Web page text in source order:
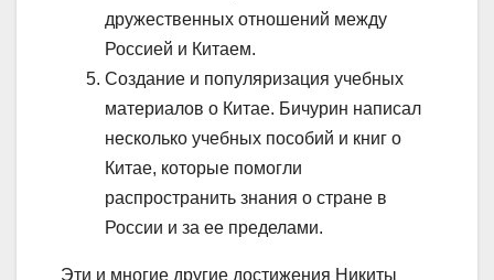
дружественных отношений между
Россией и Китаем.
Создание и популяризация учебных
материалов о Китае. Бичурин написал
несколько учебных пособий и книг о
Китае, которые помогли
распространить знания о стране в
России и за ее пределами.
Эти и многие другие достижения Никиты